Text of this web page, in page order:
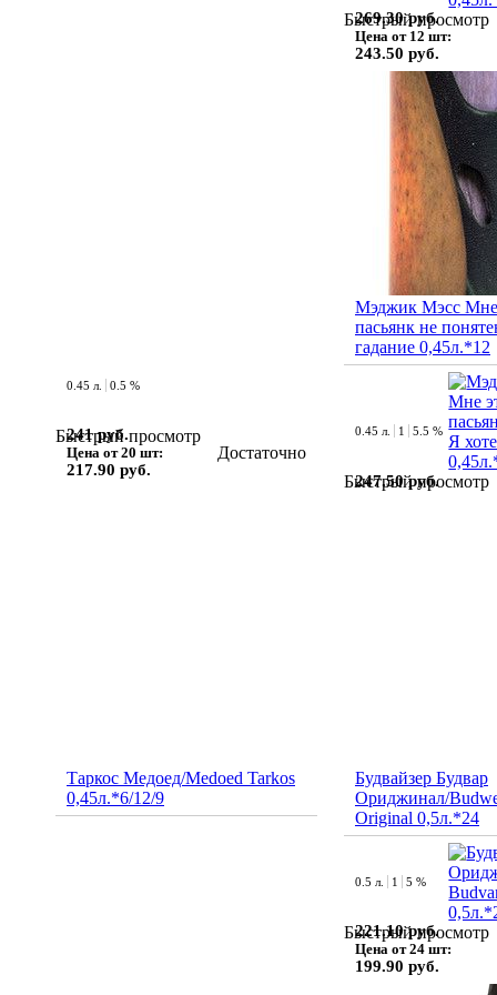
Быстрый просмотр
0.45 л. 0.5 %
241 руб.
Цена от 20 шт:
217.90 руб.
Достаточно
Быстрый просмотр
269.30 руб.
Цена от 12 шт:
243.50 руб.
Мэджик Мэсс
пасьянк не
гадание 0,45л.*12
Быстрый просмотр
0.45 л. 1 5.5 %
247.50 руб.
Таркос Медоед/Medoed Tarkos
0,45л.*6/12/9
Будвайзер Будвар
Ориджинал/
Original 0,5л.*24
Быстрый просмотр
0.5 л. 1 5 %
221.10 руб.
Цена от 24 шт:
199.90 руб.